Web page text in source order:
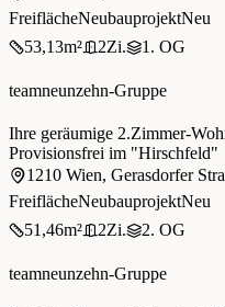
FreiflächeNeubauprojektNeu
53,13m² 2Zi. 1. OG
teamneunzehn-Gruppe
Ihre geräumige 2.Zimmer-
Provisionsfrei im "Hirschfeld"
1210 Wien, Gerasdorfer
FreiflächeNeubauprojektNeu
51,46m² 2Zi. 2. OG
teamneunzehn-Gruppe